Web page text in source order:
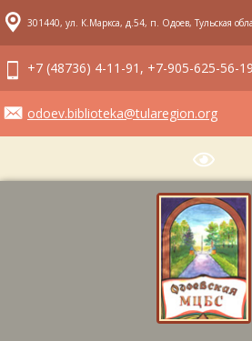
301440, ул. К.Маркса, д.54, п. Одоев, Тульская
+7 (48736) 4-11-91, +7-905-625-56-19
odoev.biblioteka@tularegion.org